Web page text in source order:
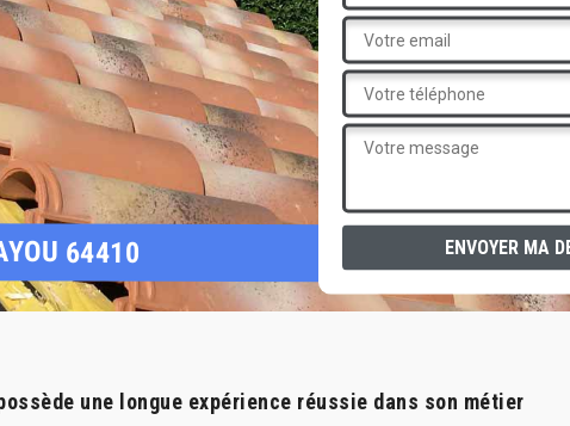
64410
une longue expérience réussie dans son métier